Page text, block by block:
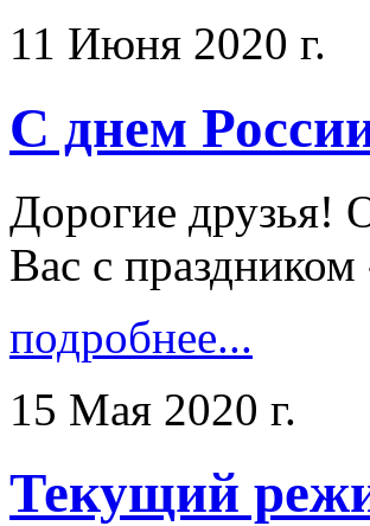
11 Июня 2020 г.
С днем
Дорогие друзья!
Вас с
подробнее...
15 Мая 2020 г.
Текущий